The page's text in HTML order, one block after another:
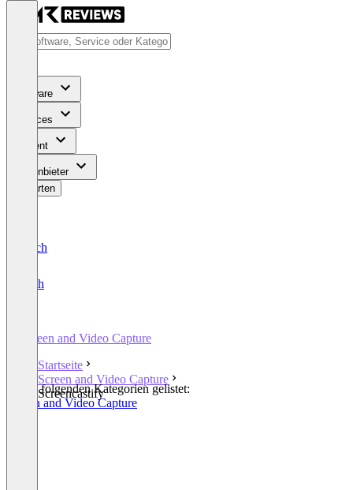
Software
Services
Content
Für Anbieter
Bewerten
Deutsch
English
Screen and Video Capture
Startseite
Screen and Video Capture
Screencastify
In den folgenden Kategorien gelistet:
Screen and Video Capture